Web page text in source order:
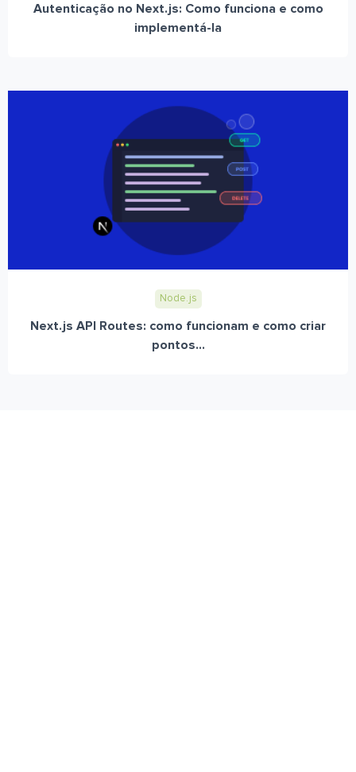
Autenticação no Next.js: Como funciona e como
implementá-la
Node.js
Next.js API Routes: como funcionam e como criar
pontos...